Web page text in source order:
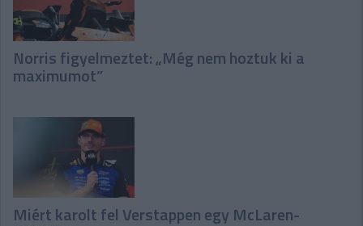
Norris figyelmeztet: „Még nem hoztuk ki a
maximumot”
Miért karolt fel Verstappen egy McLaren-